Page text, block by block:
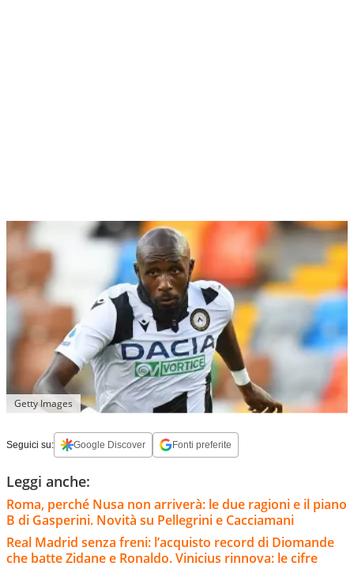
Getty Images
Seguici su: Google Discover Fonti preferite
Leggi anche:
Roma, perché Nusa non arriverà: le due ragioni e il piano
B di Gasperini. Novità su Pellegrini e Cacciamani
Real Madrid senza freni: l’acquisto record di Diomande
che batte Zidane e Ronaldo. Vinicius rinnova: le cifre